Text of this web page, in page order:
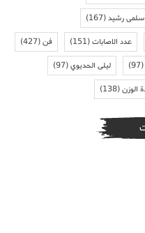
سلمى رشيد(167)
عدد الاصابات(151) فن(427)
(97) ليلى الحديوي(97)
الوزن(138)